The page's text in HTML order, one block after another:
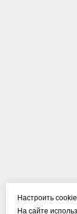
Настроить
На сайте